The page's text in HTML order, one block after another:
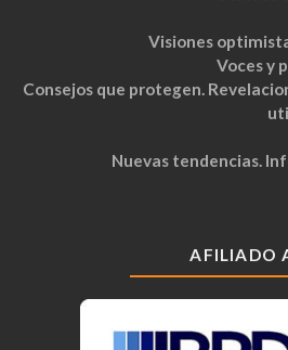
Visiones
Voces y
Consejos que protegen.
Nuevas tendencias.
AFILIADO